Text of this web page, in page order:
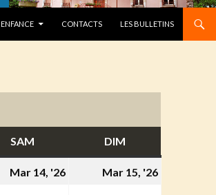
ENFANCE CONTACTS LES BULLETINS
SAM DIM
Mar 14, '26 Mar 15, '26